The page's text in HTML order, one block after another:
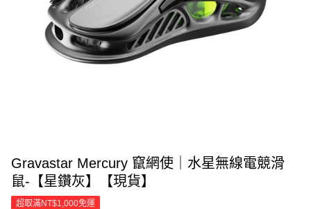
Gravastar Mercury 竄網使｜水星無線電競滑
鼠-【星鑽灰】【現貨】
超取滿NT$1,000免運